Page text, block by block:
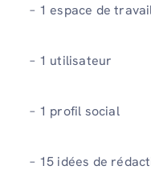
– 1 espace de
– 1 utilisateur
– 1 profil social
– 15 idées de